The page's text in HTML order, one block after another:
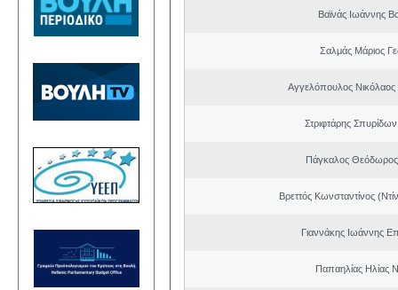
Βαϊνάς Ιωάννης
Σαλμάς Μάριος
Αγγελόπουλος Νικόλαος
Στριφτάρης
Πάγκαλος
Βρεττός Κωνσταντίνος
Γιαννάκης Ιωάννης
Παπαηλίας Ηλίας